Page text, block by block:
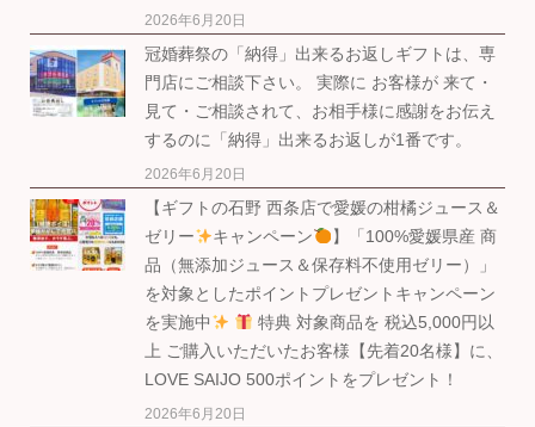
2026年6月20日
冠婚葬祭の「納得」出来るお返しギフトは、専
門店にご相談下さい。 実際に お客様が 来て・
見て・ご相談されて、お相手様に感謝をお伝え
するのに「納得」出来るお返しが1番です。
2026年6月20日
【ギフトの石野 西条店で愛媛の柑橘ジュース＆
ゼリー
キャンペーン
】「100%愛媛県産 商
品（無添加ジュース＆保存料不使用ゼリー）」
を対象としたポイントプレゼントキャンペーン
を実施中
特典 対象商品を 税込5,000円以
上 ご購入いただいたお客様【先着20名様】に、
LOVE SAIJO 500ポイントをプレゼント！
2026年6月20日